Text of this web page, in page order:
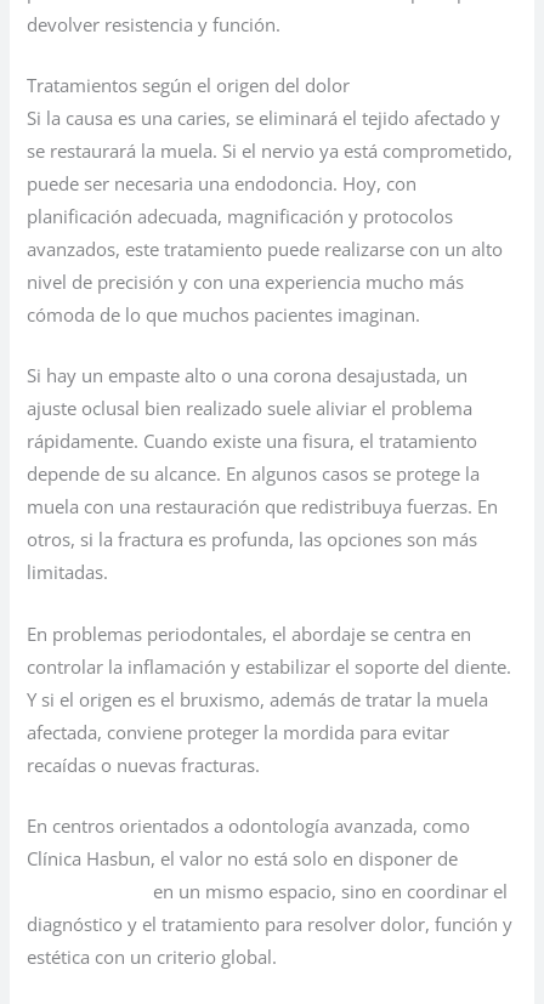
devolver resistencia y función.
Tratamientos según el origen del dolor
Si la causa es una caries, se eliminará el tejido afectado y
se restaurará la muela. Si el nervio ya está comprometido,
puede ser necesaria una endodoncia. Hoy, con
planificación adecuada, magnificación y protocolos
avanzados, este tratamiento puede realizarse con un alto
nivel de precisión y con una experiencia mucho más
cómoda de lo que muchos pacientes imaginan.
Si hay un empaste alto o una corona desajustada, un
ajuste oclusal bien realizado suele aliviar el problema
rápidamente. Cuando existe una fisura, el tratamiento
depende de su alcance. En algunos casos se protege la
muela con una restauración que redistribuya fuerzas. En
otros, si la fractura es profunda, las opciones son más
limitadas.
En problemas periodontales, el abordaje se centra en
controlar la inflamación y estabilizar el soporte del diente.
Y si el origen es el bruxismo, además de tratar la muela
afectada, conviene proteger la mordida para evitar
recaídas o nuevas fracturas.
En centros orientados a odontología avanzada, como
Clínica Hasbun, el valor no está solo en disponer de
en un mismo espacio, sino en coordinar el
diagnóstico y el tratamiento para resolver dolor, función y
estética con un criterio global.